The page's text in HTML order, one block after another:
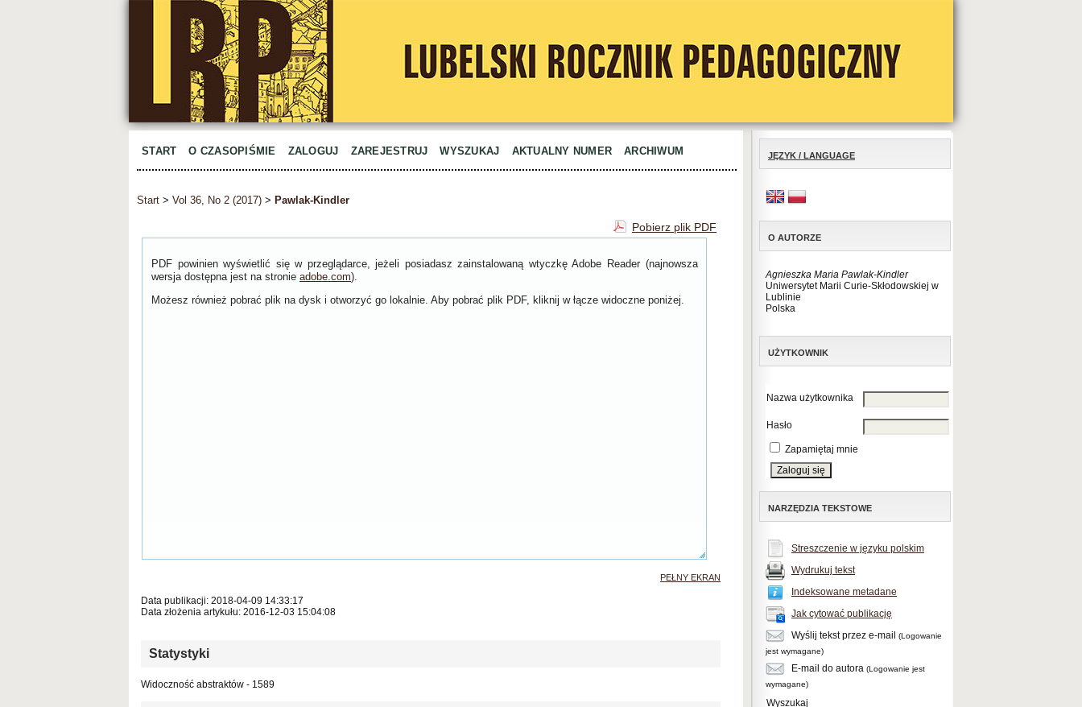
JĘZYK / LANGUAGE
O AUTORZE
Agnieszka Maria Pawlak-Kindler
Uniwersytet Marii Curie-Skłodowskiej w
Lublinie
Polska
UŻYTKOWNIK
Nazwa użytkownika
Hasło
Zapamiętaj mnie
NARZĘDZIA TEKSTOWE
Streszczenie w języku polskim
Wydrukuj tekst
Indeksowane metadane
Jak cytować publikację
Wyślij tekst przez e-mail
(Logowanie
jest wymagane)
E-mail do autora (Logowanie jest
wymagane)
Wyszukaj
START O CZASOPIŚMIE ZALOGUJ ZAREJESTRUJ WYSZUKAJ AKTUALNY NUMER ARCHIWUM
Start > Vol 36, No 2 (2017) > Pawlak-Kindler
Pobierz plik PDF
PDF powinien wyświetlić się w przeglądarce, jeżeli posiadasz zainstalowaną wtyczkę Adobe Reader (najnowsza
wersja dostępna jest na stronie adobe.com).
Możesz również pobrać plik na dysk i otworzyć go lokalnie. Aby pobrać plik PDF, kliknij w łącze widoczne poniżej.
PEŁNY EKRAN
Data publikacji: 2018-04-09 14:33:17
Data złożenia artykułu: 2016-12-03 15:04:08
Statystyki
Widoczność abstraktów - 1589